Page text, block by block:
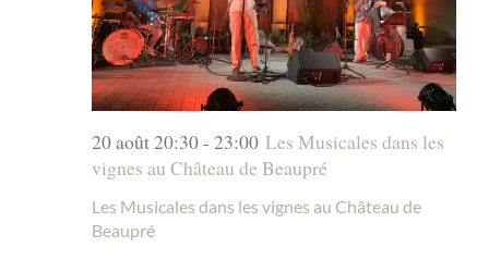
Les Musicales dans les vignes au Château de
Beaupré
20 août 20:30- 23:00 Les Musicales dans les
vignes au Château de Beaupré